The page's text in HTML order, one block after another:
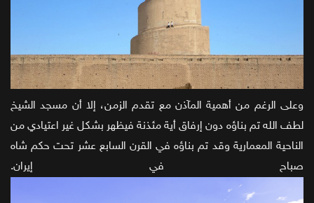
وعلى الرغم من أهمية المآذن مع تقدم الزمن، إلا أن مسجد الشيخ
لطف الله تم بناؤه دون إرفاق أية مئذنة فيظهر بشكل غير اعتيادي من
الناحية المعمارية وقد تم بناؤه في القرن السابع عشر تحت حكم شاه
صباح في إيران.